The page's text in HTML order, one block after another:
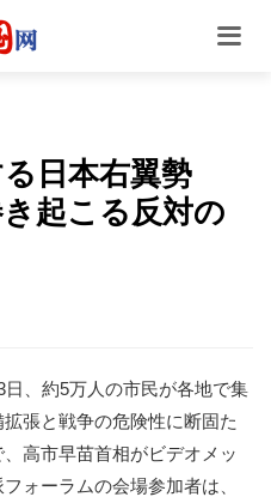
日本右翼勢
起こる反対の
、約5万人の市民が各地で集
張と戦争の危険性に断固た
高市早苗首相がビデオメッ
ォーラムの会場参加者は、